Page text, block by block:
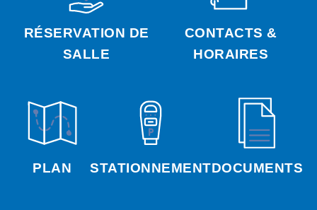
RÉSERVATION DE
SALLE
CONTACTS &
HORAIRES
PLAN STATIONNEMENTDOCUMENTS